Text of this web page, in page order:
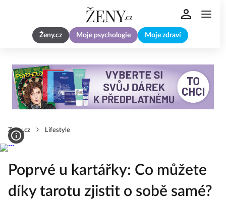
Ženy.cz Moje psychologie Moje zdraví
Zeny.cz Lifestyle
Poprvé u kartářky: Co můžete
díky tarotu zjistit o sobě samé?